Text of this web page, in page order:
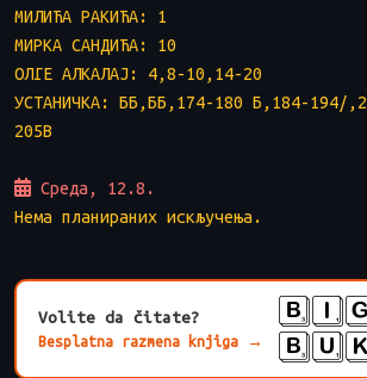
МИЛИЋА РАКИЋА: 1
МИРКА САНДИЋА: 10
ОЛГЕ АЛКАЛАЈ: 4,8-10,14-20
УСТАНИЧКА: ББ,ББ,174-180 Б,184-194/
205В
Среда, 12.8.
Нема планираних искључења.
Volite da čitate?
Besplatna razmena knjiga →